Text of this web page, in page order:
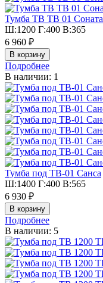
Тумба ТВ ТВ 01 Соната
Ш:1200 Г:400 В:365
6 960 ₽
Подробнее
В наличии: 1
Тумба под ТВ-01 Санса
Ш:1400 Г:400 В:565
6 930 ₽
Подробнее
В наличии: 5